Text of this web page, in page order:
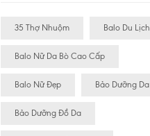
35 Thợ Nhuộm Balo Du Lịch
Balo Nữ Da Bò Cao Cấp
Balo Nữ Đẹp Bảo Dưỡng Da
Bảo Dưỡng Đồ Da